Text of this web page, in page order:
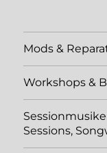
Mods &
Workshops &
Sessions,